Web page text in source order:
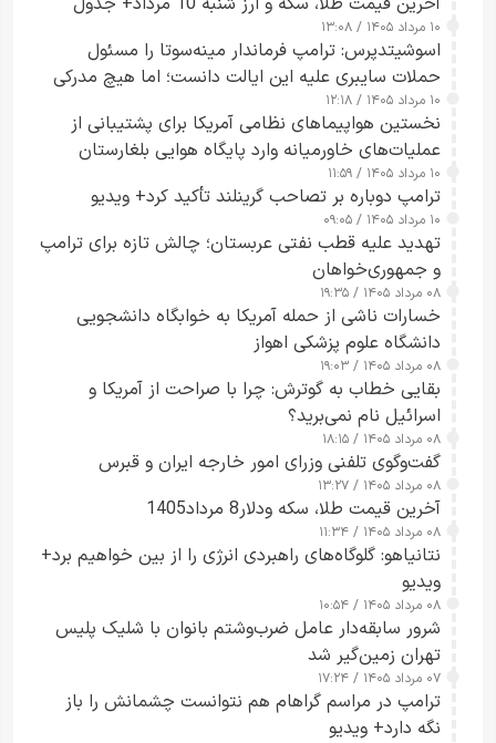
۱۰ مرداد ۱۴۰۵ / ۱۳:۰۸
اسوشیتدپرس: ترامپ فرماندار مینه‌سوتا را مسئول
حملات سایبری علیه این ایالت دانست؛ اما هیچ مدرکی
ارائه نکرد
۱۰ مرداد ۱۴۰۵ / ۱۲:۱۸
نخستین هواپیماهای نظامی آمریکا برای پشتیبانی از
عملیات‌های خاورمیانه وارد پایگاه هوایی بلغارستان
شدند
۱۰ مرداد ۱۴۰۵ / ۱۱:۵۹
ترامپ دوباره بر تصاحب گرینلند تأکید کرد+ ویدیو
۱۰ مرداد ۱۴۰۵ / ۰۹:۰۵
تهدید علیه قطب نفتی عربستان؛ چالش تازه برای ترامپ
و جمهوری‌خواهان
۰۸ مرداد ۱۴۰۵ / ۱۹:۳۵
خسارات ناشی از حمله آمریکا به خوابگاه دانشجویی
دانشگاه علوم پزشکی اهواز
۰۸ مرداد ۱۴۰۵ / ۱۹:۰۳
بقایی خطاب به گوترش: چرا با صراحت از آمریکا و
اسرائیل نام نمی‌برید؟
۰۸ مرداد ۱۴۰۵ / ۱۸:۱۵
گفت‌وگوی تلفنی وزرای امور خارجه ایران و قبرس
۰۸ مرداد ۱۴۰۵ / ۱۳:۲۷
آخرین قیمت طلا، سکه ودلار8 مرداد1405
۰۸ مرداد ۱۴۰۵ / ۱۱:۳۴
نتانیاهو: گلوگاه‌های راهبردی انرژی را از بین خواهیم برد+
ویدیو
۰۸ مرداد ۱۴۰۵ / ۱۰:۵۴
شرور سابقه‌دار عامل ضرب‌وشتم بانوان با شلیک پلیس
تهران زمین‌گیر شد
۰۷ مرداد ۱۴۰۵ / ۱۷:۲۴
ترامپ در مراسم گراهام هم نتوانست چشمانش را باز
نگه دارد+ ویدیو